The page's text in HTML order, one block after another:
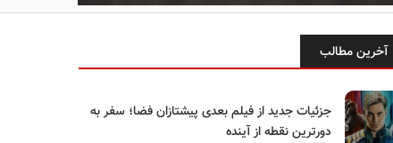
آخرین مطالب
جزئیات جدید از فیلم بعدی پیشتازان فضا؛ سفر به
دورترین نقطه از آینده